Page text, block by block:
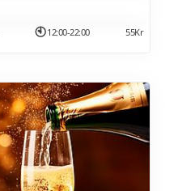
12:00-22:00 55Kr